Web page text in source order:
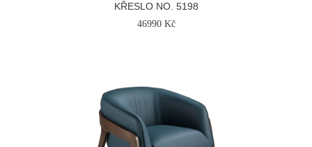
KŘESLO NO. 5198
46990 Kč